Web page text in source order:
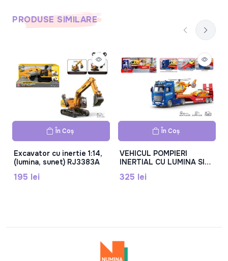
PRODUSE SIMILARE
În Coș
Excavator cu inertie 1:14,
(lumina, sunet) RJ3383A
195 lei
În Coș
VEHICUL POMPIERI
INERTIAL CU LUMINA SI
RJ2811C
325 lei